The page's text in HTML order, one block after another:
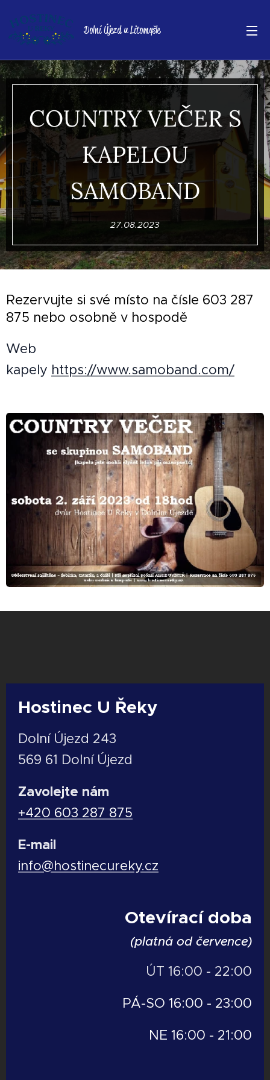
Dolní Újezd u Litomyšle
COUNTRY VEČER S
KAPELOU
SAMOBAND
27.08.2023
Rezervujte si své místo na čísle 603 287
875 nebo osobně v hospodě
Web
kapely https://www.samoband.com/
Hostinec U Řeky
Dolní Újezd 243
569 61 Dolní Újezd
Zavolejte nám
+420 603 287 875
E-mail
info@hostinecureky.cz
Otevírací doba
(platná od července)
ÚT 16:00 - 22:00
PÁ-SO 16:00 - 23:00
NE 16:00 - 21:00